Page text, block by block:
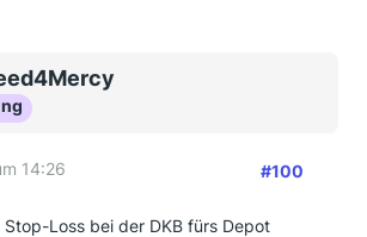
14:26 #100
Stop-Loss bei der DKB fürs Depot